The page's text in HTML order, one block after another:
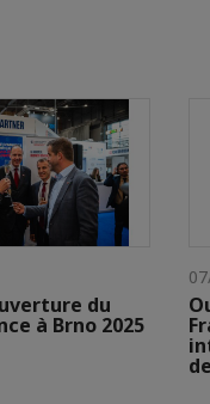
du
à Brno 2025